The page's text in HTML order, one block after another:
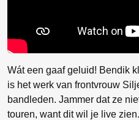
Wát een gaaf geluid! Bendik
is het werk van frontvrouw
bandleden. Jammer dat ze
touren, want dit wil je live zien.